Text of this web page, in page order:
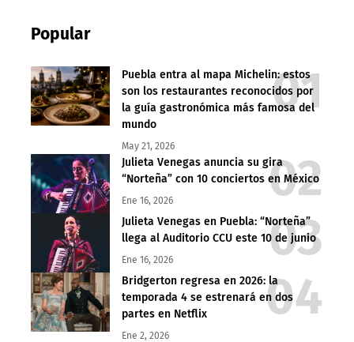
Popular
Puebla entra al mapa Michelin: estos
son los restaurantes reconocidos por
la guía gastronómica más famosa del
mundo
May 21, 2026
Julieta Venegas anuncia su gira
“Norteña” con 10 conciertos en México
Ene 16, 2026
Julieta Venegas en Puebla: “Norteña”
llega al Auditorio CCU este 10 de junio
Ene 16, 2026
Bridgerton regresa en 2026: la
temporada 4 se estrenará en dos
partes en Netflix
Ene 2, 2026